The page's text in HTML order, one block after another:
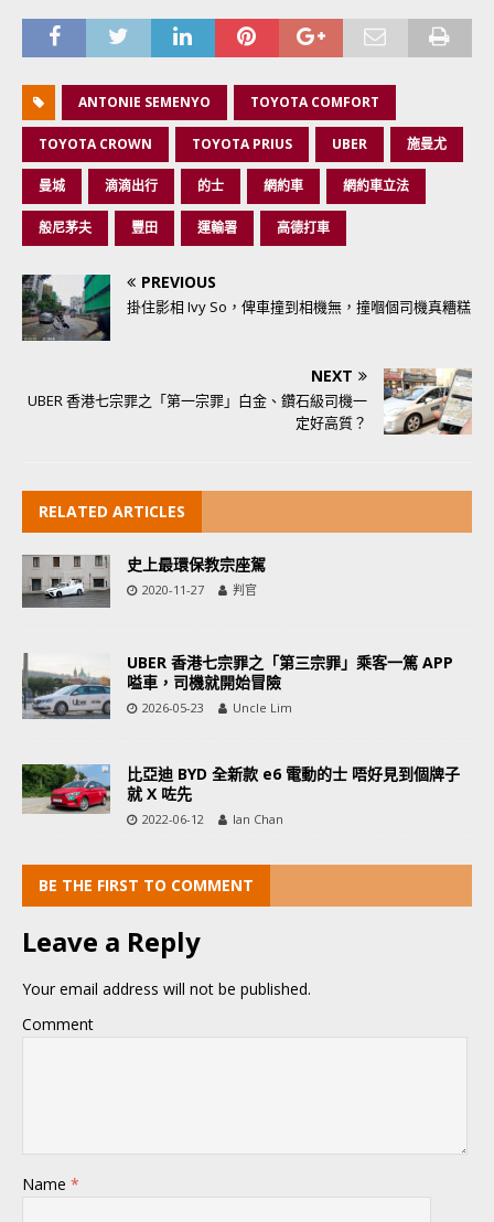
ANTONIE SEMENYO TOYOTA COMFORT
TOYOTA CROWN TOYOTA PRIUS UBER 施曼尤
曼城 滴滴出行 的士 網約車 網約車立法
般尼茅夫 豐田 運輸署 高德打車
PREVIOUS
掛住影相 Ivy So，俾車撞到相機無，撞嗰個司機真糟糕
NEXT
UBER 香港七宗罪之「第一宗罪」白金、鑽石級司機一
定好高質？
RELATED ARTICLES
史上最環保教宗座駕
2020-11-27 判官
UBER 香港七宗罪之「第三宗罪」乘客一篤 APP
嗌車，司機就開始冒險
2026-05-23 Uncle Lim
比亞迪 BYD 全新款 e6 電動的士 唔好見到個牌子
就 X 咗先
2022-06-12 Ian Chan
BE THE FIRST TO COMMENT
Leave a Reply
Your email address will not be published.
Comment
Name *